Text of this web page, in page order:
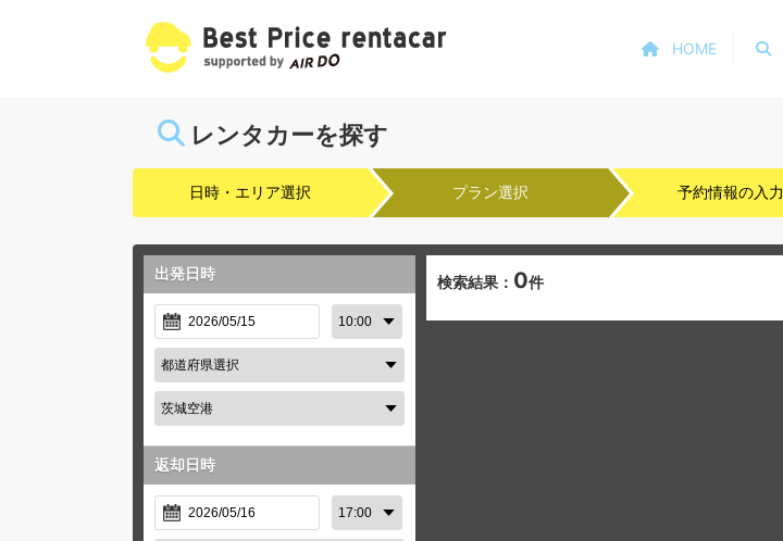
HOME
レンタカーを探す
日時・エリア選択 プラン選択 予約情報の入力
出発日時
返却日時
検索結果： 0件